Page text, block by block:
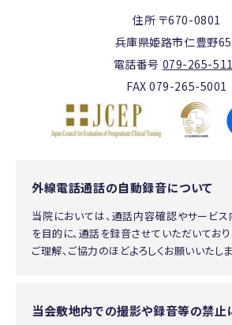
住所 〒670-0801
兵庫県姫路市仁豊野
電話番号 079-265-
FAX 079-265-5001
外線電話通話の自動録音について
当院においては、通話内容確認やサービ
を目的に、通話を録音させていただいており
ご理解、ご協力のほどよろしくお願いいたしま
当会敷地内での撮影や録音等の禁止